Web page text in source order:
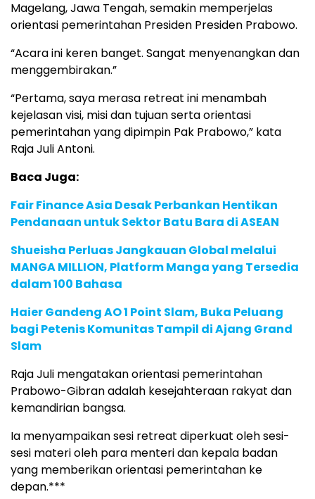
Magelang, Jawa Tengah, semakin memperjelas
orientasi pemerintahan Presiden Presiden Prabowo.
“Acara ini keren banget. Sangat menyenangkan dan
menggembirakan.”
“Pertama, saya merasa retreat ini menambah
kejelasan visi, misi dan tujuan serta orientasi
pemerintahan yang dipimpin Pak Prabowo,” kata
Raja Juli Antoni.
Baca Juga:
Fair Finance Asia Desak Perbankan Hentikan
Pendanaan untuk Sektor Batu Bara di ASEAN
Shueisha Perluas Jangkauan Global melalui
MANGA MILLION, Platform Manga yang Tersedia
dalam 100 Bahasa
Haier Gandeng AO 1 Point Slam, Buka Peluang
bagi Petenis Komunitas Tampil di Ajang Grand
Slam
Raja Juli mengatakan orientasi pemerintahan
Prabowo-Gibran adalah kesejahteraan rakyat dan
kemandirian bangsa.
Ia menyampaikan sesi retreat diperkuat oleh sesi-
sesi materi oleh para menteri dan kepala badan
yang memberikan orientasi pemerintahan ke
depan.***